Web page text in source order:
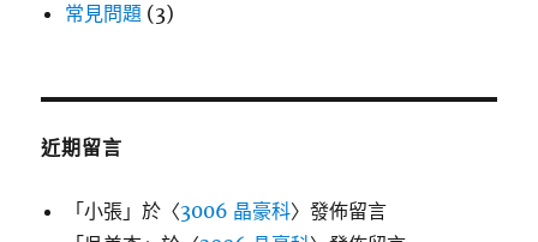
常見問題 (3)
近期留言
「小張 」於〈3006 晶豪科〉發佈留言